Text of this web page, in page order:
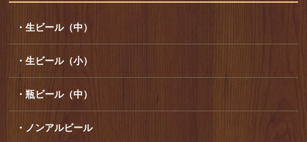
・生ビール（中）
・生ビール（小）
・瓶ビール（中）
・ノンアルビール